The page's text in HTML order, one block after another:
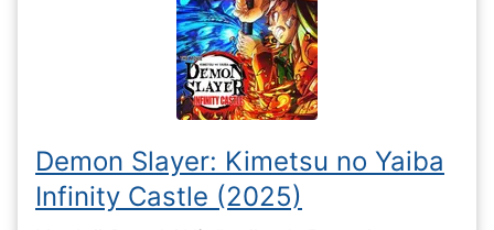
Demon Slayer: Kimetsu no Yaiba
Infinity Castle (2025)